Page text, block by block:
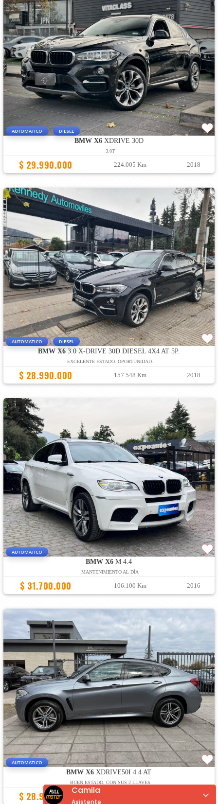
AUTOMATICO DIESEL
BMW X6XDRIVE 30D
3.0T
$ 29.990.000 224.005 Km 2018
AUTOMATICO DIESEL
BMW X6 3.0 X-DRIVE 30D DIESEL 4X4 AT 5P.
EXCELENTE ESTADO. OPORTUNIDAD.
$ 28.990.000 157.548 Km 2018
AUTOMATICO
BMW X6 M 4.4
MANTENIMIENTO AL DÍA
$ 31.700.000 106.100 Km 2016
AUTOMATICO
BMW X6 XDRIVE50I 4.4 AT
BUEN ESTADO, CON SUS 2 LLAVES
$ 28.900.000Camila
Asistente